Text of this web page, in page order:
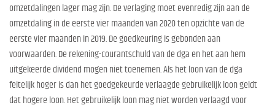
omzetdalingen lager mag zijn. De verlaging moet evenredig zijn aan de
omzetdaling in de eerste vier maanden van 2020 ten opzichte van de
eerste vier maanden in 2019. De goedkeuring is gebonden aan
voorwaarden. De rekening-courantschuld van de dga en het aan hem
uitgekeerde dividend mogen niet toenemen. Als het loon van de dga
feitelijk hoger is dan het goedgekeurde verlaagde gebruikelijk loon geldt
dat hogere loon. Het gebruikelijk loon mag niet worden verlaagd voor